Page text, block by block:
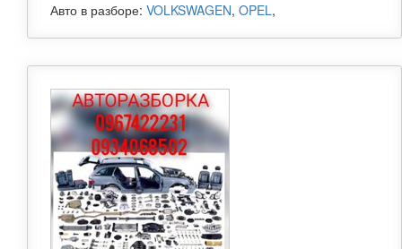
Авто в разборе: VOLKSWAGEN, OPEL,